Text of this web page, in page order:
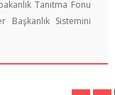
Tanıtma Fonu
Başkanlık Sistemini